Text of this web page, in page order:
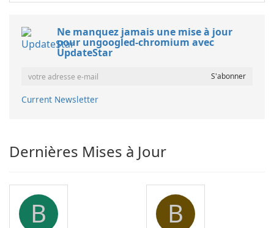
Ne manquez jamais une mise à jour
pour ungoogled-chromium avec
UpdateStar
Current Newsletter
Dernières Mises à Jour
B B